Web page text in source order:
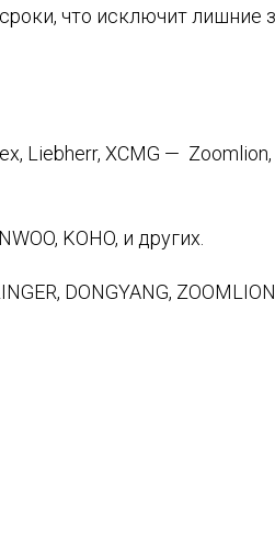
что исключит лишние
Liebherr, XCMG —
KOHO, и других.
DONGYANG,